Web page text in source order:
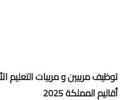
توظيف مربيين و مربيات
أقاليم المملكة 2025